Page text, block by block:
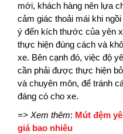
mới, khách hàng nên lựa
cảm giác thoải mái khi
ý đến kích thước của yên
thực hiện đúng cách và
xe. Bên cạnh đó, việc độ
cần phải được thực hiện
và chuyên môn, để tránh
đáng có cho xe.
=> Xem thêm: Mút đệm
giá bao nhiêu